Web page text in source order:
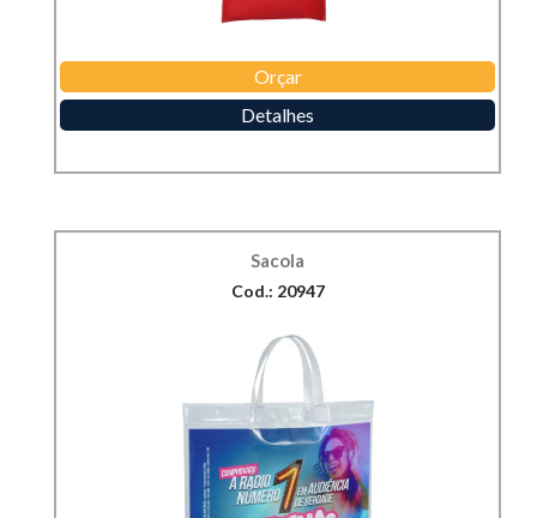
Orçar
Detalhes
Sacola
Cod.: 20947